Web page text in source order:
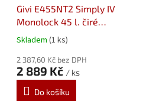
Givi E455NT2 Simply IV
Monolock 45 l. čiré
odrazky
Skladem (1 ks)
2 387,60 Kč bez DPH
2 889 Kč / ks
Do košíku